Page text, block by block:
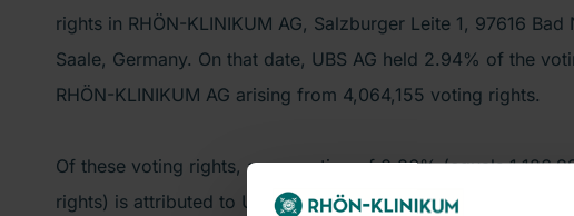
rights in RHÖN-KLINIKUM AG, Salzburger Leite 1, 97616 Bad
Saale, Germany. On that date, UBS AG held 2.94% of the
RHÖN-KLINIKUM AG arising from 4,064,155 voting rights.
Of these voting rights, a proportion of 0.86% (equals
rights) is attributed to UBS AG pursuant to section 22 para. 1